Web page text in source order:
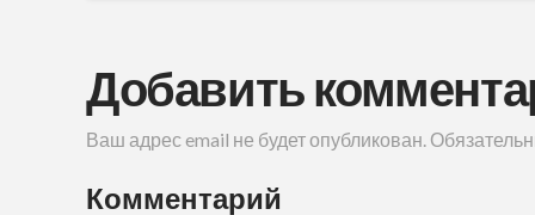
Добавить
Ваш адрес email не будет опубликован.
Комментарий